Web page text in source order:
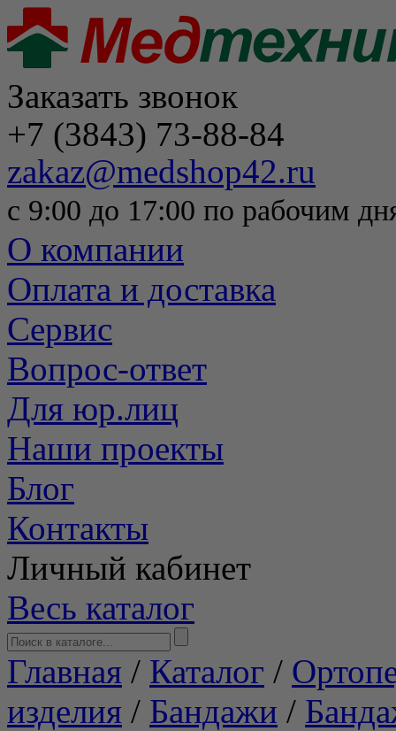
Заказать звонок
+7 (3843) 73-88-84
zakaz@medshop42.ru
с 9:00 до 17:00 по рабочим
О компании
Оплата и доставка
Сервис
Вопрос-ответ
Для юр.лиц
Наши проекты
Блог
Контакты
Личный кабинет
Весь каталог
Главная / Каталог /
изделия / Бандажи /